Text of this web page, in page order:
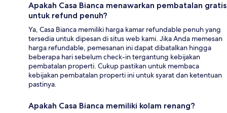
Apakah Casa Bianca menawarkan pembatalan gratis
untuk refund penuh?
Ya, Casa Bianca memiliki harga kamar refundable penuh yang
tersedia untuk dipesan di situs web kami. Jika Anda memesan
harga refundable, pemesanan ini dapat dibatalkan hingga
beberapa hari sebelum check-in tergantung kebijakan
pembatalan properti. Cukup pastikan untuk membaca
kebijakan pembatalan properti ini untuk syarat dan ketentuan
pastinya.
Apakah Casa Bianca memiliki kolam renang?